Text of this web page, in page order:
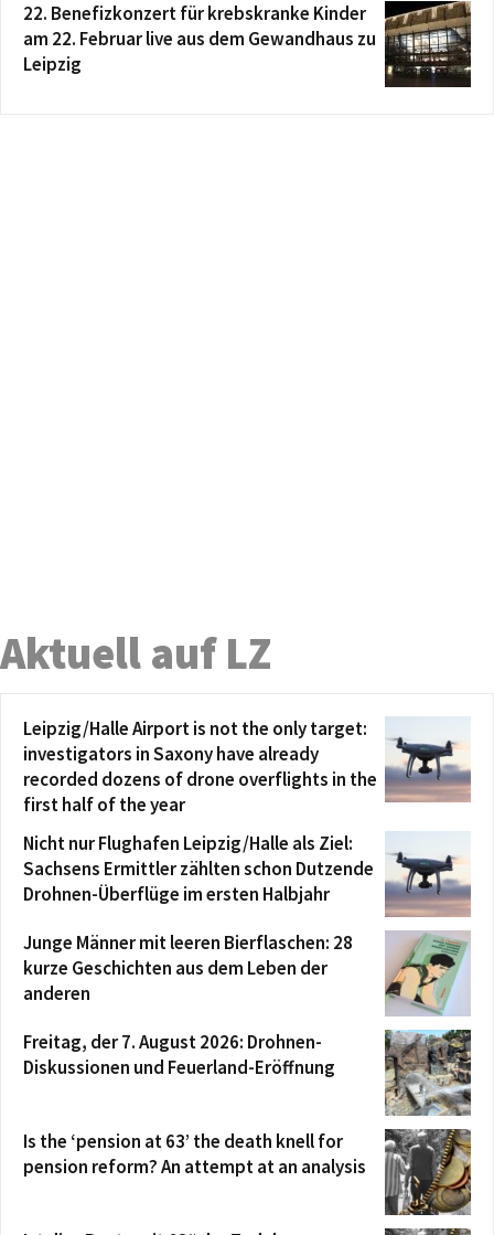
22. Benefizkonzert für krebskranke Kinder
am 22. Februar live aus dem Gewandhaus zu
Leipzig
Aktuell auf LZ
Leipzig/Halle Airport is not the only target:
investigators in Saxony have already
recorded dozens of drone overflights in the
first half of the year
Nicht nur Flughafen Leipzig/Halle als Ziel:
Sachsens Ermittler zählten schon Dutzende
Drohnen-Überflüge im ersten Halbjahr
Junge Männer mit leeren Bierflaschen: 28
kurze Geschichten aus dem Leben der
anderen
Freitag, der 7. August 2026: Drohnen-
Diskussionen und Feuerland-Eröffnung
Is the ‘pension at 63’ the death knell for
pension reform? An attempt at an analysis